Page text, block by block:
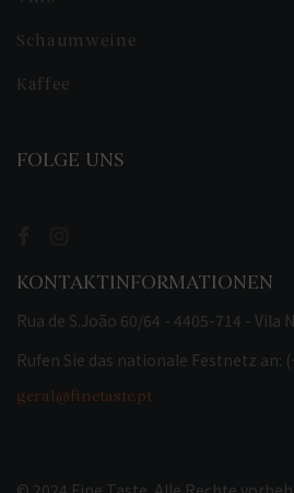
Schaumweine
Kaffee
FOLGE UNS
KONTAKTINFORMATIONEN
Rua de S.João 60/64 - 4405-714 - Vila
Rufen Sie das nationale Festnetz an:
geral@finetaste.pt